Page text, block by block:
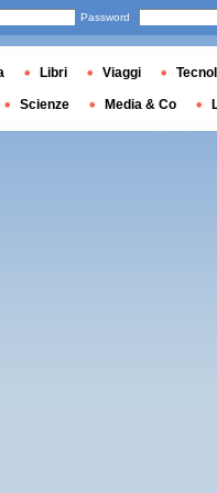
Password
Libri Viaggi
Scienze Media & Co